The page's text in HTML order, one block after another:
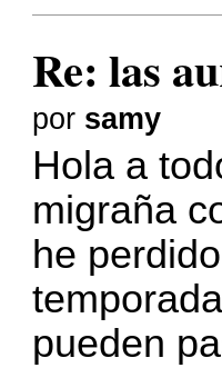
Re: las
por samy
Hola a
migraña
he
pueden